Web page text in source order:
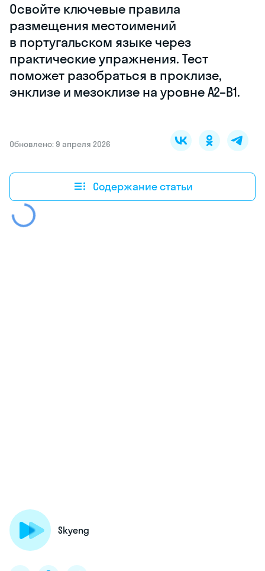
Освойте ключевые правила
размещения местоимений
в португальском языке через
практические упражнения. Тест
поможет разобраться в проклизе,
энклизе и мезоклизе на уровне A2–B1.
Обновлено: 9 апреля 2026
Содержание статьи
Skyeng